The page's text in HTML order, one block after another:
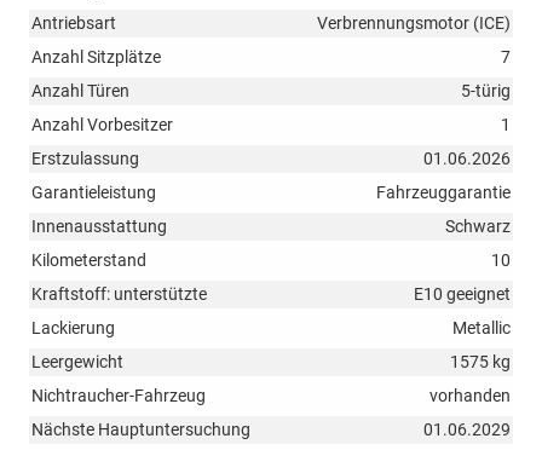
Antriebsart
Verbrennungsmotor (ICE)
Anzahl Sitzplätze
7
Anzahl Türen
5-türig
Anzahl Vorbesitzer
1
Erstzulassung
01.06.2026
Garantieleistung
Fahrzeuggarantie
Innenausstattung
Schwarz
Kilometerstand
10
Kraftstoff: unterstützte
E10 geeignet
Lackierung
Metallic
Leergewicht
1575 kg
Nichtraucher-Fahrzeug
vorhanden
Nächste Hauptuntersuchung
01.06.2029